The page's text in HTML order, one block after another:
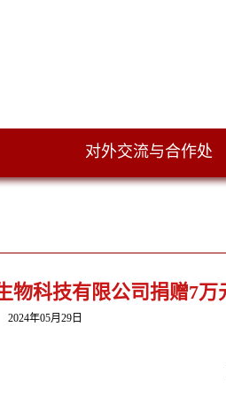
对外交流与合作处
物科技有限公司捐赠7万
2024年05月29日